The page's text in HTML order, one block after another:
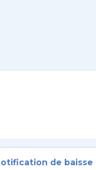
de baisse